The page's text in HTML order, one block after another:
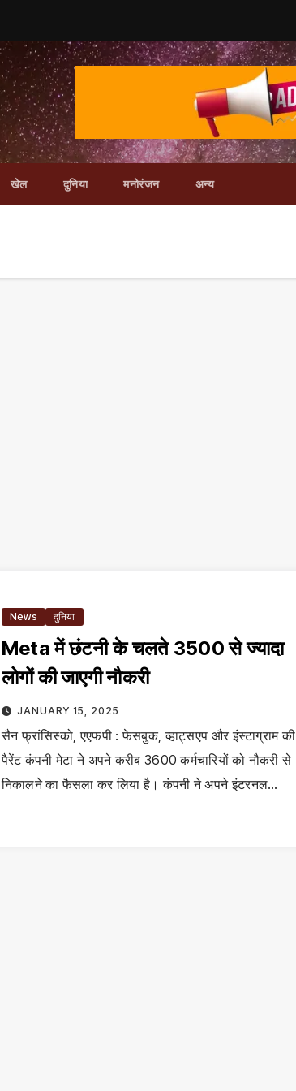
खेल दुनिया मनोरंजन अन्य
News दुनिया
Meta में छंटनी के चलते 3500 से ज्यादा
लोगों की जाएगी नौकरी
JANUARY 15, 2025
सैन फ्रांसिस्को, एएफपी : फेसबुक, व्हाट्सएप और इंस्टाग्राम की
पैरेंट कंपनी मेटा ने अपने करीब 3600 कर्मचारियों को नौकरी से
निकालने का फैसला कर लिया है। कंपनी ने अपने इंटरनल…